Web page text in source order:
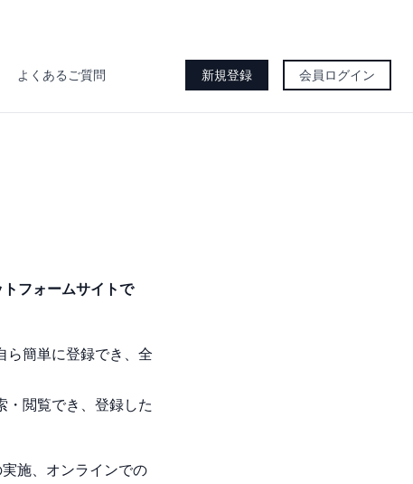
よくあるご質問 新規登録 会員ログイン
フォームサイトで
ら簡単に登録でき、全
・閲覧でき、登録した
施、オンラインでの